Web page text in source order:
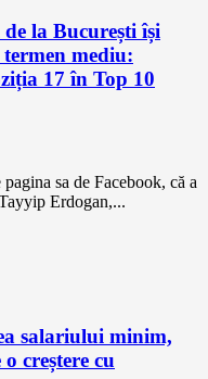
la București își
mediu:
17 în Top 10
sa de Facebook, că a
Erdogan,...
salariului minim,
creștere cu